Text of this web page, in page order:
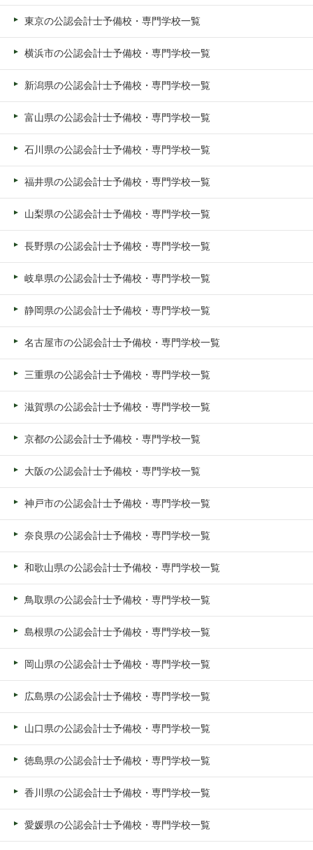
東京の公認会計士予備校・専門学校一覧
横浜市の公認会計士予備校・専門学校一覧
新潟県の公認会計士予備校・専門学校一覧
富山県の公認会計士予備校・専門学校一覧
石川県の公認会計士予備校・専門学校一覧
福井県の公認会計士予備校・専門学校一覧
山梨県の公認会計士予備校・専門学校一覧
長野県の公認会計士予備校・専門学校一覧
岐阜県の公認会計士予備校・専門学校一覧
静岡県の公認会計士予備校・専門学校一覧
名古屋市の公認会計士予備校・専門学校一覧
三重県の公認会計士予備校・専門学校一覧
滋賀県の公認会計士予備校・専門学校一覧
京都の公認会計士予備校・専門学校一覧
大阪の公認会計士予備校・専門学校一覧
神戸市の公認会計士予備校・専門学校一覧
奈良県の公認会計士予備校・専門学校一覧
和歌山県の公認会計士予備校・専門学校一覧
鳥取県の公認会計士予備校・専門学校一覧
島根県の公認会計士予備校・専門学校一覧
岡山県の公認会計士予備校・専門学校一覧
広島県の公認会計士予備校・専門学校一覧
山口県の公認会計士予備校・専門学校一覧
徳島県の公認会計士予備校・専門学校一覧
香川県の公認会計士予備校・専門学校一覧
愛媛県の公認会計士予備校・専門学校一覧